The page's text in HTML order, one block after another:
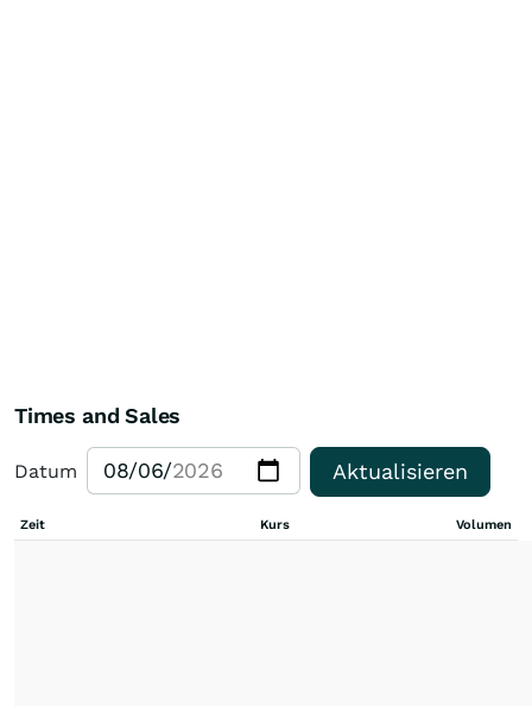
Times and Sales
Datum Aktualisieren
Zeit Kurs Volumen